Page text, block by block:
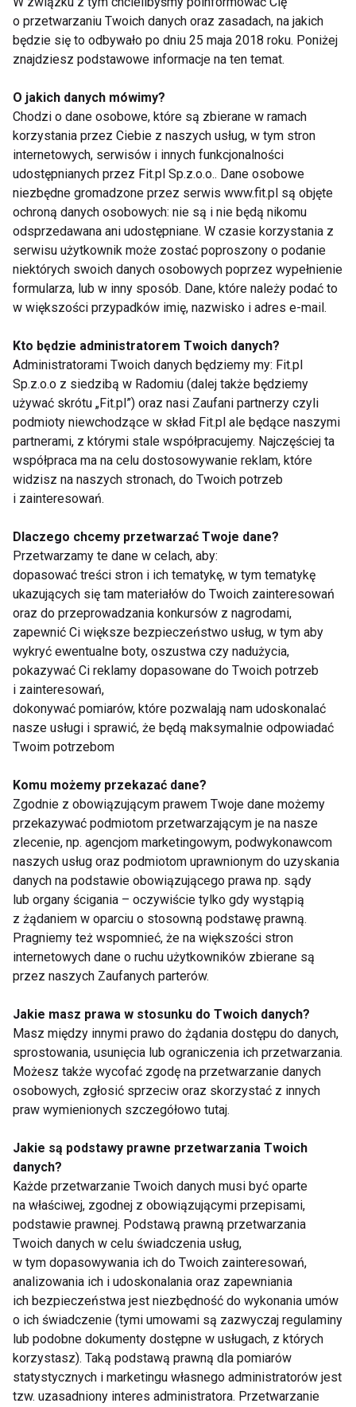
Wydał około 20 tytułów poświęconych sportowi − od
podręczników treningowych, przez książki
kucharskie, po publikacje z zakresu historii sportu.
W Stanach Zjednoczonych jest najpopularniejszym,
najbardziej rozpoznawalnym autorem tego typu
publikacji.
W Polsce nakładem wydawnictwa Inne Spacery
ukazały się dwie książki Matta Fitzgeralda: "Waga
startowa" oraz "Książka kucharska dla aktywnych.
Waga startowa". W przygotowaniu jest kolejna
publikacja − "Jak bardzo tego chcesz" poświęcona
sile woli w sportach wytrzymałościowych − ukaże
www.fit.pl
FIT LIGHT
Trening
Trening latem – lepiej
ćwiczyć rano czy
wieczorem?
Spacer po posiłku – jak
wpływa na poziom
cukru we krwi?
Czy warto trenować
zagrożenia dla stóp
oraz całego ciała
Trening z gumami
które wzmocnią całe
ciało
Pokaż więcej
Treningi
Naukowcy
udowadniają: trening
siłowy redukuje
tkankę tłuszczową
5 porad, jak
zmotywować się do
treningu
o przetwarzaniu Twoich danych oraz zasadach, na jakich
będzie się to odbywało po dniu 25 maja 2018 roku. Poniżej
znajdziesz podstawowe informacje na ten temat.
O jakich danych mówimy?
Chodzi o dane osobowe, które są zbierane w ramach
korzystania przez Ciebie z naszych usług, w tym stron
internetowych, serwisów i innych funkcjonalności
udostępnianych przez Fit.pl Sp.z.o.o.. Dane osobowe
niezbędne gromadzone przez serwis www.fit.pl są objęte
ochroną danych osobowych: nie są i nie będą nikomu
odsprzedawana ani udostępniane. W czasie korzystania z
serwisu użytkownik może zostać poproszony o podanie
niektórych swoich danych osobowych poprzez wypełnienie
formularza, lub w inny sposób. Dane, które należy podać to
w większości przypadków imię, nazwisko i adres e-mail.
Kto będzie administratorem Twoich danych?
Administratorami Twoich danych będziemy my: Fit.pl
Sp.z.o.o z siedzibą w Radomiu (dalej także będziemy
używać skrótu „Fit.pl”) oraz nasi Zaufani partnerzy czyli
podmioty niewchodzące w skład Fit.pl ale będące naszymi
partnerami, z którymi stale współpracujemy. Najczęściej ta
współpraca ma na celu dostosowywanie reklam, które
widzisz na naszych stronach, do Twoich potrzeb
i zainteresowań.
Dlaczego chcemy przetwarzać Twoje dane?
Przetwarzamy te dane w celach, aby:
dopasować treści stron i ich tematykę, w tym tematykę
ukazujących się tam materiałów do Twoich zainteresowań
oraz do przeprowadzania konkursów z nagrodami,
zapewnić Ci większe bezpieczeństwo usług, w tym aby
wykryć ewentualne boty, oszustwa czy nadużycia,
pokazywać Ci reklamy dopasowane do Twoich potrzeb
i zainteresowań,
dokonywać pomiarów, które pozwalają nam udoskonalać
nasze usługi i sprawić, że będą maksymalnie odpowiadać
Twoim potrzebom
Komu możemy przekazać dane?
Zgodnie z obowiązującym prawem Twoje dane możemy
przekazywać podmiotom przetwarzającym je na nasze
zlecenie, np. agencjom marketingowym, podwykonawcom
naszych usług oraz podmiotom uprawnionym do uzyskania
danych na podstawie obowiązującego prawa np. sądy
lub organy ścigania – oczywiście tylko gdy wystąpią
z żądaniem w oparciu o stosowną podstawę prawną.
Pragniemy też wspomnieć, że na większości stron
internetowych dane o ruchu użytkowników zbierane są
przez naszych Zaufanych parterów.
Jakie masz prawa w stosunku do Twoich danych?
Masz między innymi prawo do żądania dostępu do danych,
sprostowania, usunięcia lub ograniczenia ich przetwarzania.
Możesz także wycofać zgodę na przetwarzanie danych
osobowych, zgłosić sprzeciw oraz skorzystać z innych
praw wymienionych szczegółowo tutaj.
Jakie są podstawy prawne przetwarzania Twoich
danych?
Każde przetwarzanie Twoich danych musi być oparte
na właściwej, zgodnej z obowiązującymi przepisami,
podstawie prawnej. Podstawą prawną przetwarzania
Twoich danych w celu świadczenia usług,
w tym dopasowywania ich do Twoich zainteresowań,
analizowania ich i udoskonalania oraz zapewniania
ich bezpieczeństwa jest niezbędność do wykonania umów
o ich świadczenie (tymi umowami są zazwyczaj regulaminy
lub podobne dokumenty dostępne w usługach, z których
korzystasz). Taką podstawą prawną dla pomiarów
statystycznych i marketingu własnego administratorów jest
tzw. uzasadniony interes administratora. Przetwarzanie